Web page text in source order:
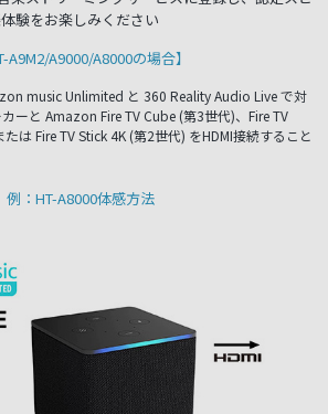
験をお楽しみください
A9M2/A9000/A8000の場合】
music Unlimited と 360 Reality Audio Live で対
ーと Amazon Fire TV Cube (第3世代)、Fire TV
は Fire TV Stick 4K (第2世代) をHDMI接続すること
例：HT-A8000体感方法